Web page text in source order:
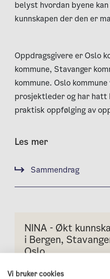
belyst hvordan byene
kunnskapen der den er
Oppdragsgivere er Oslo
kommune, Stavanger
kommune. Oslo
prosjektleder og har hatt
praktisk oppfølging av
Les mer
Sammendrag
NINA - Økt
i Bergen,
Oslo
karbonlagring
Vi bruker cookies